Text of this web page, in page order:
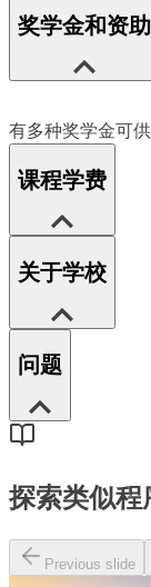
奖学金和资助
有多种奖学金可
课程学费
关于学校
问题
探索类似程
Previous slide